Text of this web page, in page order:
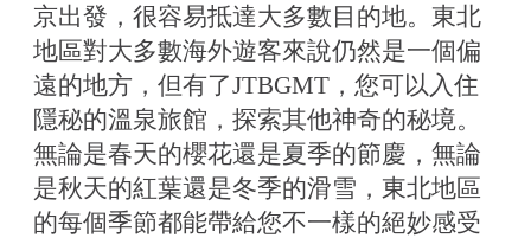
京出發，很容易抵達大多數目的地。東北
地區對大多數海外遊客來說仍然是一個偏
遠的地方，但有了JTBGMT，您可以入住
隱秘的溫泉旅館，探索其他神奇的秘境。
無論是春天的櫻花還是夏季的節慶，無論
是秋天的紅葉還是冬季的滑雪，東北地區
的每個季節都能帶給您不一樣的絕妙感受